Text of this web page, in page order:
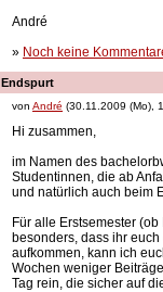
André
» Noch keine
Endspurt
von André (30.11.2009 (Mo),
Hi zusammen,
im Namen des
Studentinnen, die ab
und natürlich auch beim
Für alle Erstsemester
besonders, dass ihr
aufkommen, kann ich
Wochen weniger
Tag rein, die sicher auf